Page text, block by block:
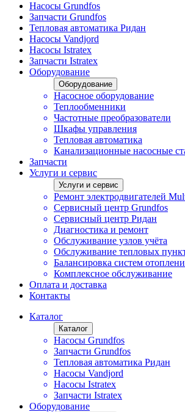
Насосы Grundfos
Запчасти Grundfos
Тепловая автоматика Ридан
Насосы Vandjord
Насосы Istratex
Запчасти Istratex
Оборудование
Оборудование
Насосное оборудование
Теплообменники
Частотные преобразователи
Шкафы управления
Тепловая автоматика
Канализационные насосные
Запчасти
Услуги и сервис
Услуги и сервис
Ремонт электродвигателей
Сервисный центр Grundfos
Сервисный центр Ридан
Диагностика и ремонт
Обслуживание узлов учёта
Обслуживание тепловых
Балансировка систем
Комплексное обслуживание
Оплата и доставка
Контакты
Каталог
Каталог
Насосы Grundfos
Запчасти Grundfos
Тепловая автоматика Ридан
Насосы Vandjord
Насосы Istratex
Запчасти Istratex
Оборудование